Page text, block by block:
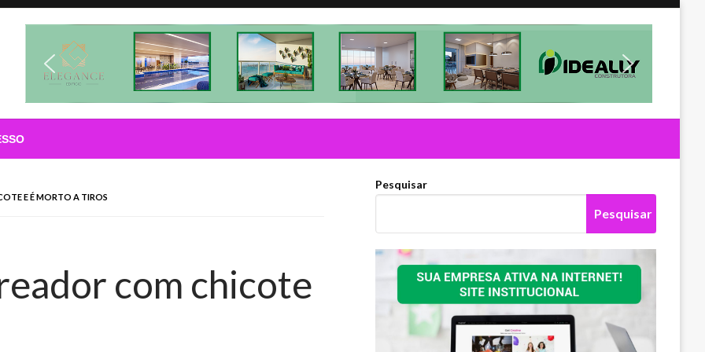
E É MORTO A TIROS
com chicote
Pesquisar
Pesquisar